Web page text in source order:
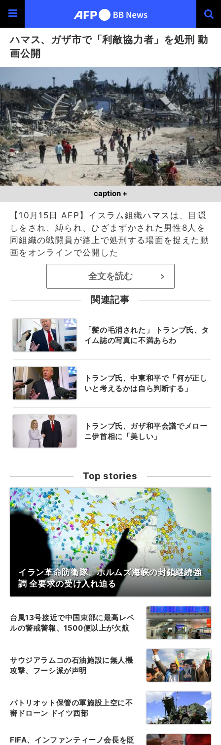
ハマス、ガザ市で「利敵協力者」を処刑 動
画公開
caption +
【10月15日 AFP】イスラム組織ハマスは、目隠
しをされ、縛られ、ひざまずかされた男性8人を
同組織の戦闘員が路上で処刑する場面を捉えた動
画をオンラインで公開した
全文を読む >
関連記事
「髪の毛消された」 トランプ氏、タ
イム誌の写真に不満あらわ
トランプ氏、中東和平で「何が正し
いと考えるかは自ら判断する」
トランプ氏、ガザ和平会議でメロー
ニ伊首相に「美しい」
Top stories
イラン革命防衛隊、ホルムズ海峡の封鎖継続強
調 全要求の受け入れ迫る
台風13号接近で中国東部に最高レベ
ルの警戒警報、1500便以上が欠航
サウジアラムコの石油施設に無人機
攻撃、フーシ派が声明
パトリオット保管の軍施設上空に不
審ドローン ドイツ西部
FIFA、インファンティーノ会長を貶